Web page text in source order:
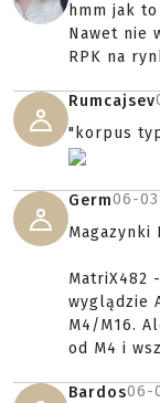
hmm jak
Nawet nie
RPK na
Rumcajsev
"korpus
Germ06-
Magazynki
MatriX482
wyglądzie
M4/M16.
od M4 i
Bardos06-